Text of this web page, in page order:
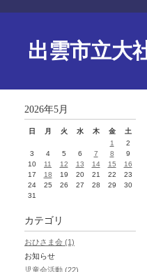
出雲市立大
2026年5月
日 月 火 水 木 金
土
1
2
3
4 5 6 7 8
9
10
11 12 13 14 15
16
17
18 19 20 21 22
23
24
25 26 27 28 29
30
31
カテゴリ
おひさま会 (1)
お知らせ
児童会活動 (22)